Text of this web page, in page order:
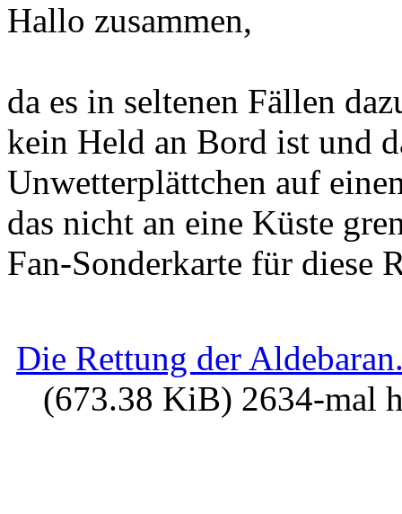
Hallo zusammen,
da es in seltenen Fällen
kein Held an Bord ist und
Unwetterplättchen auf
das nicht an eine Küste
Fan-Sonderkarte für diese
Die Rettung der
(673.38 KiB) 2634-mal